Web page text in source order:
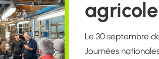
Le 30 septembre
Journées